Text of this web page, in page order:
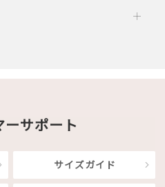
ーサポート
サイズガイド